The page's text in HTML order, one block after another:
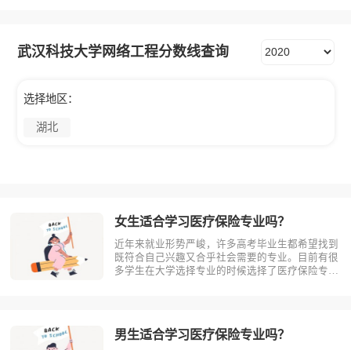
武汉科技大学网络工程分数线查询
选择地区：
湖北
女生适合学习医疗保险专业吗？
近年来就业形势严峻，许多高考毕业生都希望找到
既符合自己兴趣又合乎社会需要的专业。目前有很
多学生在大学选择专业的时候选择了医疗保险专
男生适合学习医疗保险专业吗？